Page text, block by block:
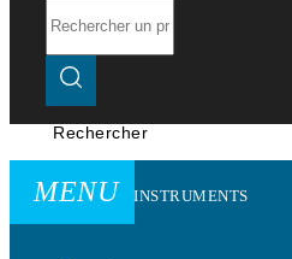
Rechercher
MENU INSTRUMENTS